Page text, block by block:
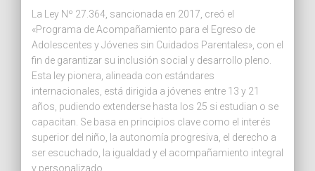
La Ley Nº 27.364, sancionada en 2017, creó el
«Programa de Acompañamiento para el Egreso de
Adolescentes y Jóvenes sin Cuidados Parentales», con el
fin de garantizar su inclusión social y desarrollo pleno.
Esta ley pionera, alineada con estándares
internacionales, está dirigida a jóvenes entre 13 y 21
años, pudiendo extenderse hasta los 25 si estudian o se
capacitan. Se basa en principios clave como el interés
superior del niño, la autonomía progresiva, el derecho a
ser escuchado, la igualdad y el acompañamiento integral
y personalizado.